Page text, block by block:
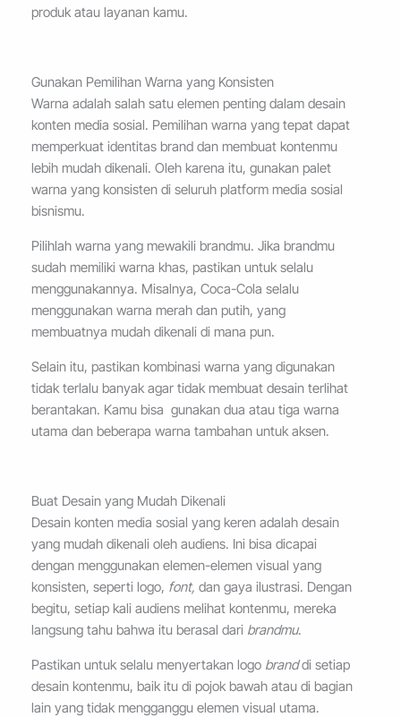
produk atau layanan kamu.
Gunakan Pemilihan Warna yang Konsisten
Warna adalah salah satu elemen penting dalam desain
konten media sosial. Pemilihan warna yang tepat dapat
memperkuat identitas brand dan membuat kontenmu
lebih mudah dikenali. Oleh karena itu, gunakan palet
warna yang konsisten di seluruh platform media sosial
bisnismu.
Pilihlah warna yang mewakili brandmu. Jika brandmu
sudah memiliki warna khas, pastikan untuk selalu
menggunakannya. Misalnya, Coca-Cola selalu
menggunakan warna merah dan putih, yang
membuatnya mudah dikenali di mana pun.
Selain itu, pastikan kombinasi warna yang digunakan
tidak terlalu banyak agar tidak membuat desain terlihat
berantakan. Kamu bisa gunakan dua atau tiga warna
utama dan beberapa warna tambahan untuk aksen.
Buat Desain yang Mudah Dikenali
Desain konten media sosial yang keren adalah desain
yang mudah dikenali oleh audiens. Ini bisa dicapai
dengan menggunakan elemen-elemen visual yang
konsisten, seperti logo, font, dan gaya ilustrasi. Dengan
begitu, setiap kali audiens melihat kontenmu, mereka
langsung tahu bahwa itu berasal dari brandmu.
Pastikan untuk selalu menyertakan logo branddi setiap
desain kontenmu, baik itu di pojok bawah atau di bagian
lain yang tidak mengganggu elemen visual utama.